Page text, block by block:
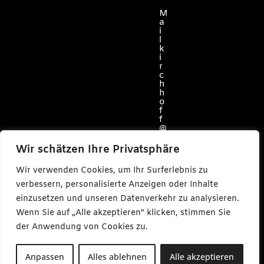
Wir schätzen Ihre Privatsphäre
Wir verwenden Cookies, um Ihr Surferlebnis zu
verbessern, personalisierte Anzeigen oder Inhalte
einzusetzen und unseren Datenverkehr zu analysieren.
Wenn Sie auf „Alle akzeptieren" klicken, stimmen Sie
der Anwendung von Cookies zu.
Anpassen Alles ablehnen Alle akzeptieren
M
a
i
l
k
i
r
c
h
h
o
f
f
@
a
r
m
a
k
e
s
m
i